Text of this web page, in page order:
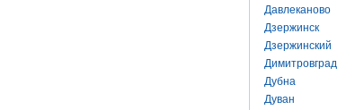
Давлеканово
Дзержинск
Дзержинский
Димитровград
Дубна
Дуван